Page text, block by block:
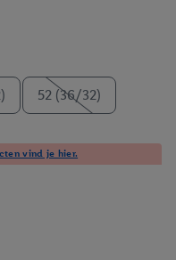
52 (36/32)
vind je hier.